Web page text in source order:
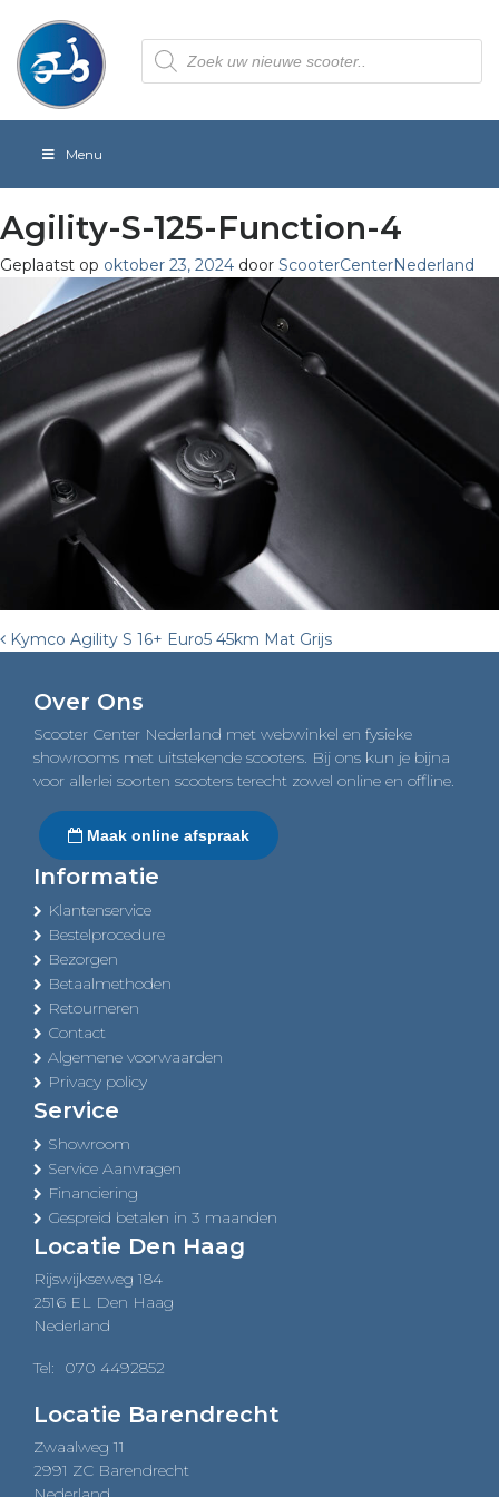
Producten
zoeken
Menu
Agility-S-125-Function-4
Geplaatst op oktober 23, 2024 door ScooterCenterNederland
Post
navigation
Kymco Agility S 16+ Euro5 45km Mat Grijs
Over Ons
Scooter Center Nederland met webwinkel en fysieke
showrooms met uitstekende scooters. Bij ons kun je bijna
voor allerlei soorten scooters terecht zowel online en offline.
Maak online afspraak
Informatie
Klantenservice
Bestelprocedure
Bezorgen
Betaalmethoden
Retourneren
Contact
Algemene voorwaarden
Privacy policy
Service
Showroom
Service Aanvragen
Financiering
Gespreid betalen in 3 maanden
Locatie Den Haag
Rijswijkseweg 184
2516 EL Den Haag
Nederland
Tel: 070 4492852
Locatie Barendrecht
Zwaalweg 11
2991 ZC Barendrecht